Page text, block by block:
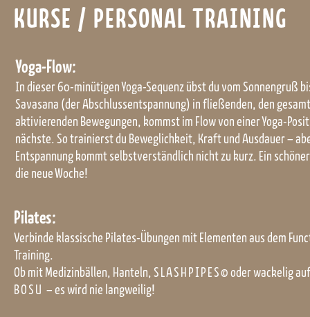
Pilates:
Verbinde klassische Pilates-Übungen mit Elementen aus dem
Training.
Ob mit Medizinbällen, Hanteln, SLASHPIPES© oder wackelig
BOSU – es wird nie langweilig!
Yoga-Flow:
In dieser 60-minütigen Yoga-Sequenz übst du vom Sonnengruß
Savasana (der Abschlussentspannung) in fließenden, den
aktivierenden Bewegungen, kommst im Flow von einer Yoga-
nächste. So trainierst du Beweglichkeit, Kraft und Ausdauer –
Entspannung kommt selbstverständlich nicht zu kurz. Ein
die neue Woche!
KURSE / PERSONAL TRAINING